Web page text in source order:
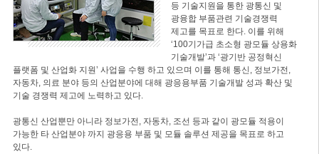
등 기술지원을 통한 광통신 및
광융합 부품관련 기술경쟁력
제고를 목표로 한다. 이를 위해
‘100기가급 초소형 광모듈 상용화
기술개발’과 ‘광기반 공정혁신
플랫폼 및 산업화 지원’ 사업을 수행 하고 있으며 이를 통해 통신, 정보가전,
자동차, 의료 분야 등의 산업분야에 대해 광응용부품 기술개발 성과 확산 및
기술 경쟁력 제고에 노력하고 있다.
광통신 산업뿐만 아니라 정보가전, 자동차, 조선 등과 같이 광모듈 적용이
가능한 타 산업분야 까지 광응용 부품 및 모듈 솔루션 제공을 목표로 하고
있다.